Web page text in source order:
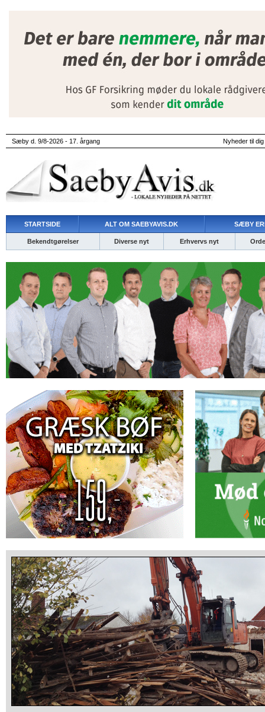
Sæby d. 9/8-2026 - 17. årgang Nyheder til
STARTSIDE ALT OM SAEBYAVIS.DK SÆBY
Bekendtgørelser Diverse nyt Erhvervs nyt